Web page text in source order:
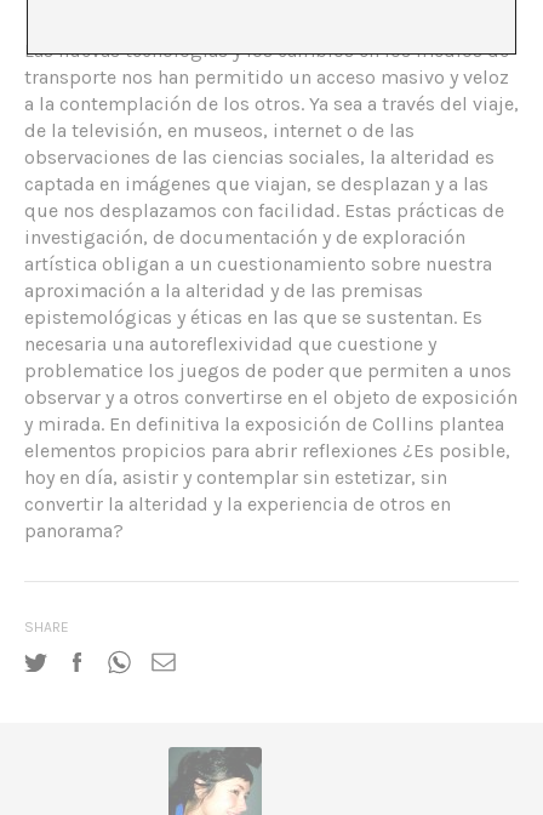
Las nuevas tecnologías y los cambios en los medios de
transporte nos han permitido un acceso masivo y veloz
a la contemplación de los otros. Ya sea a través del viaje,
de la televisión, en museos, internet o de las
observaciones de las ciencias sociales, la alteridad es
captada en imágenes que viajan, se desplazan y a las
que nos desplazamos con facilidad. Estas prácticas de
investigación, de documentación y de exploración
artística obligan a un cuestionamiento sobre nuestra
aproximación a la alteridad y de las premisas
epistemológicas y éticas en las que se sustentan. Es
necesaria una autoreflexividad que cuestione y
problematice los juegos de poder que permiten a unos
observar y a otros convertirse en el objeto de exposición
y mirada. En definitiva la exposición de Collins plantea
elementos propicios para abrir reflexiones ¿Es posible,
hoy en día, asistir y contemplar sin estetizar, sin
convertir la alteridad y la experiencia de otros en
panorama?
SHARE